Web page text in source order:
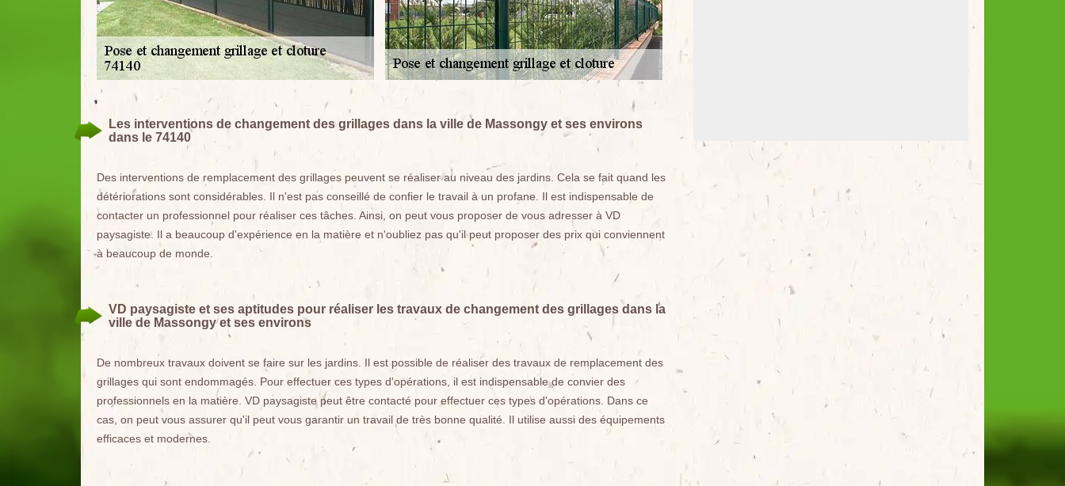
Les interventions de changement des grillages dans la ville de Massongy et ses environs
dans le 74140
Des interventions de remplacement des grillages peuvent se réaliser au niveau des jardins. Cela se fait quand les
détériorations sont considérables. Il n'est pas conseillé de confier le travail à un profane. Il est indispensable de
contacter un professionnel pour réaliser ces tâches. Ainsi, on peut vous proposer de vous adresser à VD
paysagiste. Il a beaucoup d'expérience en la matière et n'oubliez pas qu'il peut proposer des prix qui conviennent
à beaucoup de monde.
VD paysagiste et ses aptitudes pour réaliser les travaux de changement des grillages dans la
ville de Massongy et ses environs
De nombreux travaux doivent se faire sur les jardins. Il est possible de réaliser des travaux de remplacement des
grillages qui sont endommagés. Pour effectuer ces types d'opérations, il est indispensable de convier des
professionnels en la matière. VD paysagiste peut être contacté pour effectuer ces types d'opérations. Dans ce
cas, on peut vous assurer qu'il peut vous garantir un travail de très bonne qualité. Il utilise aussi des équipements
efficaces et modernes.